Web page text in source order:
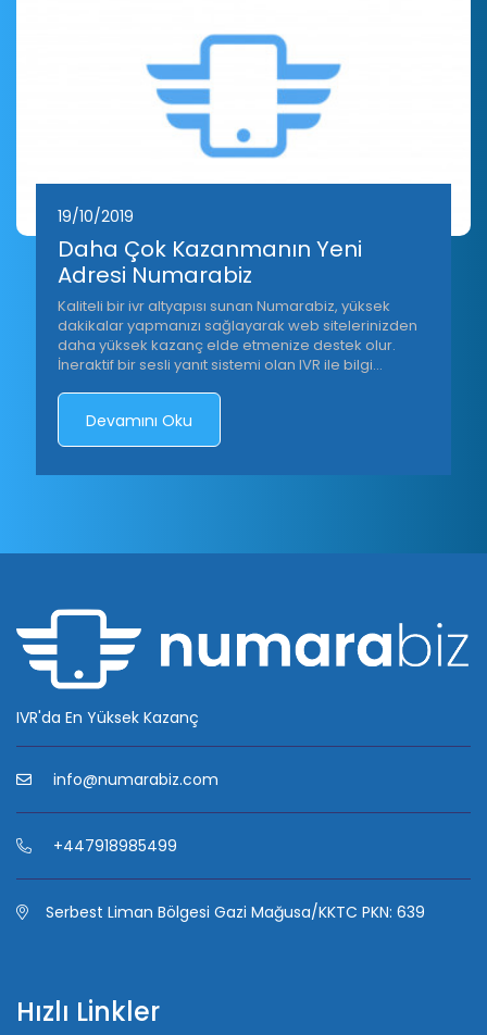
19/10/2019
Daha Çok Kazanmanın Yeni
Adresi Numarabiz
Kaliteli bir ivr altyapısı sunan Numarabiz, yüksek
dakikalar yapmanızı sağlayarak web sitelerinizden
daha yüksek kazanç elde etmenize destek olur.
İneraktif bir sesli yanıt sistemi olan IVR ile bilgi
Devamını Oku
IVR'da En Yüksek Kazanç
info@numarabiz.com
+447918985499
Serbest Liman Bölgesi Gazi Mağusa/KKTC PKN: 639
Hızlı Linkler